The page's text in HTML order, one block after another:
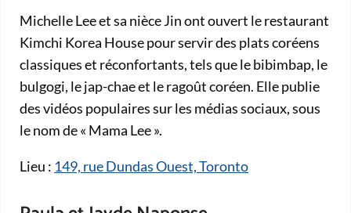
Michelle Lee et sa nièce Jin ont ouvert le restaurant
Kimchi Korea House pour servir des plats coréens
classiques et réconfortants, tels que le bibimbap, le
bulgogi, le jap-chae et le ragoût coréen. Elle publie
des vidéos populaires sur les médias sociaux, sous
le nom de « Mama Lee ».
Lieu : 149, rue Dundas Ouest, Toronto